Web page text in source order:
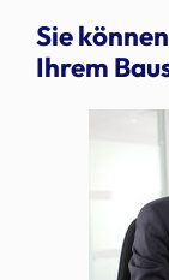
Sie
Ihrem